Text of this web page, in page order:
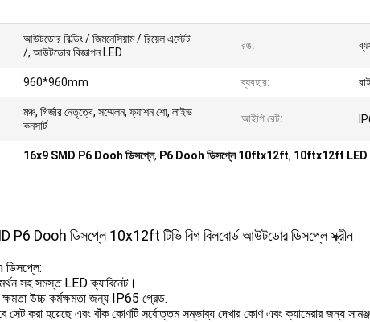
আউটডোর বিল্ডিং / জিমনেসিয়াম / রিয়েল এস্টেট
/, আউটডোর বিজ্ঞাপন LED
রঙ:
960*960mm ব্যবহার:
মঞ্চ, গির্জার নেতৃত্বে, সম্মেলন, ফ্যাশন শো, লাইভ
কনসার্ট
আইপি রেট:
16x9 SMD P6 Dooh ডিসপ্লে, P6 Dooh ডিসপ্লে 10ftx12ft, 10ftx12ft LED
P6 Dooh ডিসপ্লে 10x12ft টিভি বিগ বিলবোর্ড আউটডোর ডিসপ্লে স্ক্রীন
সহ সমস্ত LED ক্যাবিনেট।
উচ্চ কর্মক্ষমতা জন্য IP65 গ্রেড.
করা হয়েছে এবং বাঁক কোণটি সর্বোত্তম সম্ভাব্য দেখার কোণ এবং ক্যামেরার জন্য